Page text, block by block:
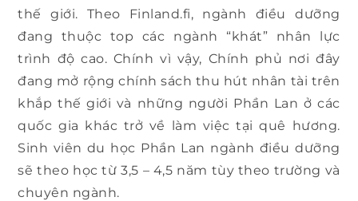
thế giới. Theo Finland.fi, ngành điều dưỡng
đang thuộc top các ngành “khát” nhân lực
trình độ cao. Chính vì vậy, Chính phủ nơi đây
đang mở rộng chính sách thu hút nhân tài trên
khắp thế giới và những người Phần Lan ở các
quốc gia khác trở về làm việc tại quê hương.
Sinh viên du học Phần Lan ngành điều dưỡng
sẽ theo học từ 3,5 – 4,5 năm tùy theo trường và
chuyên ngành.